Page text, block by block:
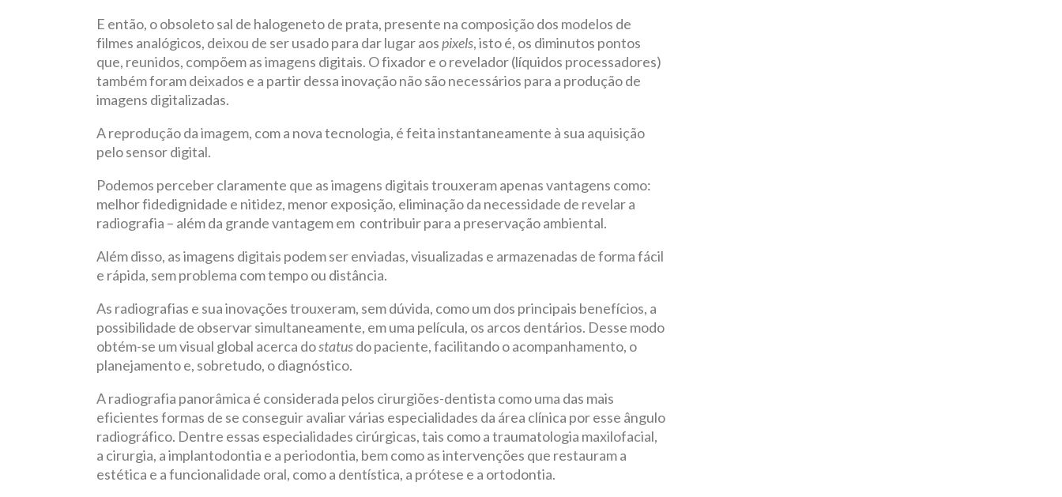
E então, o obsoleto sal de halogeneto de prata, presente na composição dos modelos de
filmes analógicos, deixou de ser usado para dar lugar aospixels, isto é, os diminutos pontos
que, reunidos, compõem as imagens digitais. O fixador e o revelador (líquidos processadores)
também foram deixados e a partir dessa inovação não são necessários para a produção de
imagens digitalizadas.
A reprodução da imagem, com a nova tecnologia, é feita instantaneamente à sua aquisição
pelo sensor digital.
Podemos perceber claramente que as imagens digitais trouxeram apenas vantagens como:
melhor fidedignidade e nitidez, menor exposição, eliminação da necessidade de revelar a
radiografia – além da grande vantagem em contribuir para a preservação ambiental.
Além disso, as imagens digitais podem ser enviadas, visualizadas e armazenadas de forma fácil
e rápida, sem problema com tempo ou distância.
As radiografias e sua inovações trouxeram, sem dúvida, como um dos principais benefícios, a
possibilidade de observar simultaneamente, em uma película, os arcos dentários. Desse modo
obtém-se um visual global acerca dostatusdo paciente, facilitando o acompanhamento, o
planejamento e, sobretudo, o diagnóstico.
A radiografia panorâmica é considerada pelos cirurgiões-dentista como uma das mais
eficientes formas de se conseguir avaliar várias especialidades da área clínica por esse ângulo
radiográfico. Dentre essas especialidades cirúrgicas, tais como a traumatologia maxilofacial,
a cirurgia, a implantodontia e a periodontia, bem como as intervenções que restauram a
estética e a funcionalidade oral, como a dentística, a prótese e a ortodontia.